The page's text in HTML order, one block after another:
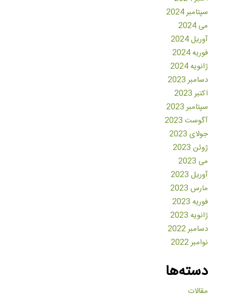
سپتامبر 2024
می 2024
آوریل 2024
فوریه 2024
ژانویه 2024
دسامبر 2023
اکتبر 2023
سپتامبر 2023
آگوست 2023
جولای 2023
ژوئن 2023
می 2023
آوریل 2023
مارس 2023
فوریه 2023
ژانویه 2023
دسامبر 2022
نوامبر 2022
دسته‌ها
مقالات